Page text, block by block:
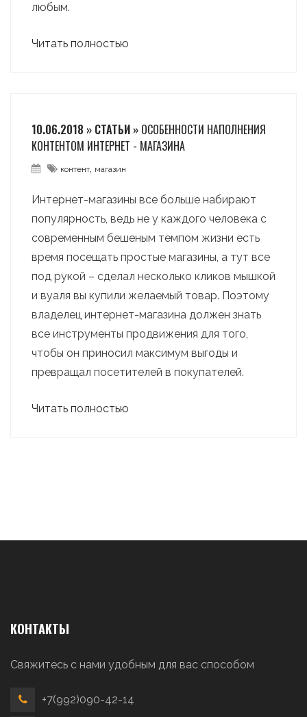
любым.
Читать полностью
10.06.2018 » СТАТЬИ » ОСОБЕННОСТИ НАПОЛНЕНИЯ
КОНТЕНТОМ ИНТЕРНЕТ - МАГАЗИНА
контент, магазин
Интернет-магазины все больше набирают
популярность, ведь не у каждого человека с
современным бешеным темпом жизни есть
время посещать простые магазины, а тут все
под рукой – сделал несколько кликов мышкой
и вуаля вы купили желаемый товар. Поэтому
владелец интернет-магазина должен знать
все инструменты продвижения для того,
чтобы он приносил максимум выгоды и
превращал посетителей в покупателей.
Читать полностью
КОНТАКТЫ
Свяжитесь с нами удобным для вас способом
+7(992)090-42-14